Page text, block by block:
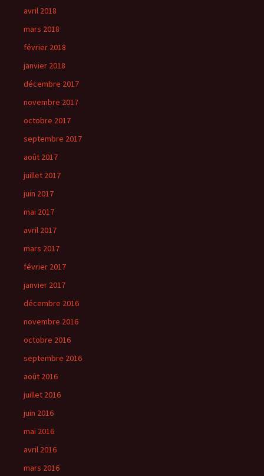
avril 2018
mars 2018
février 2018
janvier 2018
décembre 2017
novembre 2017
octobre 2017
septembre 2017
août 2017
juillet 2017
juin 2017
mai 2017
avril 2017
mars 2017
février 2017
janvier 2017
décembre 2016
novembre 2016
octobre 2016
septembre 2016
août 2016
juillet 2016
juin 2016
mai 2016
avril 2016
mars 2016